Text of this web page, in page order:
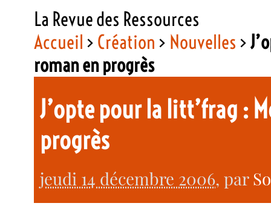
La Revue des Ressources
Accueil > Création > Nouvelles >
roman en progrès
J’opte pour la litt’frag :
progrès
jeudi 14 décembre 2006, par